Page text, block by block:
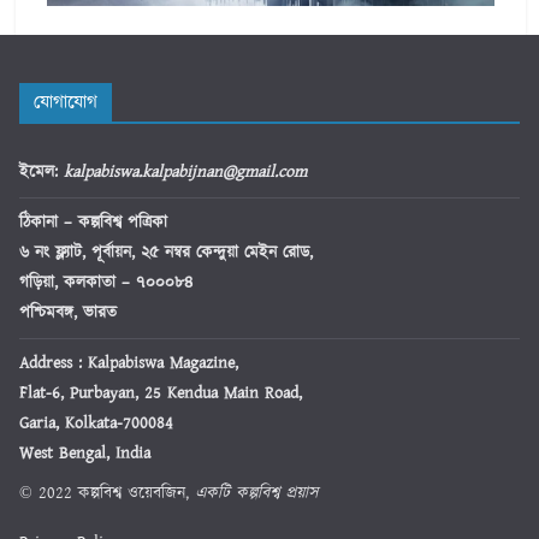
যোগাযোগ
ইমেল: kalpabiswa.kalpabijnan@gmail.com
ঠিকানা– কল্পবিশ্ব পত্রিকা
৬ নং ফ্ল্যাট, পূর্বায়ন, ২৫ নম্বর কেন্দুয়া মেইন রোড,
গড়িয়া, কলকাতা – ৭০০০৮৪
পশ্চিমবঙ্গ, ভারত
Address : Kalpabiswa Magazine,
Flat-6, Purbayan, 25 Kendua Main Road,
Garia, Kolkata-700084
West Bengal, India
© 2022 কল্পবিশ্ব ওয়েবজিন, একটি কল্পবিশ্ব প্রয়াস